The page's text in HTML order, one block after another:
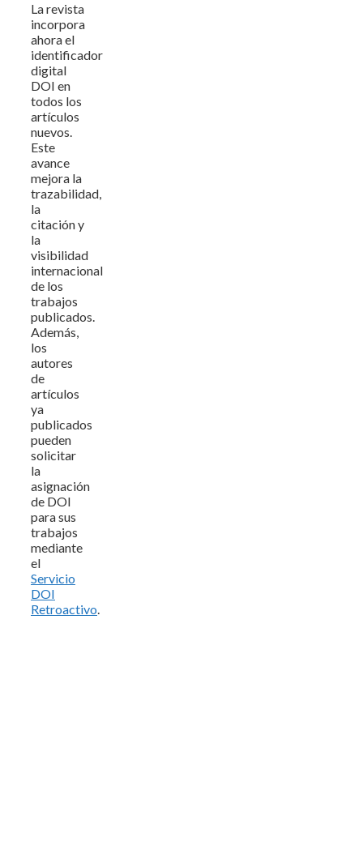
La revista
incorpora
ahora el
identificador
digital
DOI en
todos los
artículos
nuevos.
Este
avance
mejora la
trazabilidad,
la
citación y
la
visibilidad
internacional
de los
trabajos
publicados.
Además,
los
autores
de
artículos
ya
publicados
pueden
solicitar
la
asignación
de DOI
para sus
trabajos
mediante
el
Servicio
DOI
Retroactivo.